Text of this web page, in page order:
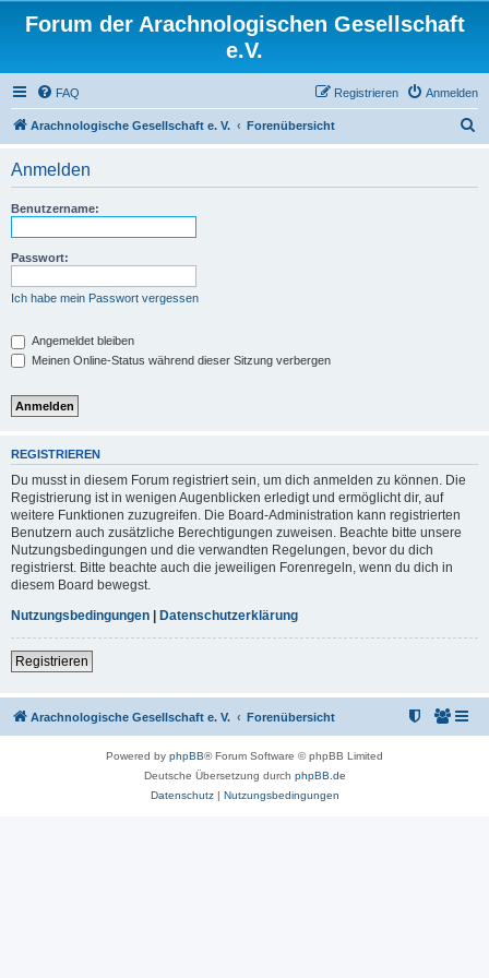
Forum der Arachnologischen Gesellschaft
e.V.
FAQ Anmelden
Registrieren
Arachnologische Gesellschaft e. V. Forenübersicht
Anmelden
Benutzername:
Passwort:
Ich habe mein Passwort vergessen
Angemeldet bleiben
Meinen Online-Status während dieser Sitzung verbergen
REGISTRIEREN
Du musst in diesem Forum registriert sein, um dich anmelden zu können. Die
Registrierung ist in wenigen Augenblicken erledigt und ermöglicht dir, auf
weitere Funktionen zuzugreifen. Die Board-Administration kann registrierten
Benutzern auch zusätzliche Berechtigungen zuweisen. Beachte bitte unsere
Nutzungsbedingungen und die verwandten Regelungen, bevor du dich
registrierst. Bitte beachte auch die jeweiligen Forenregeln, wenn du dich in
diesem Board bewegst.
Nutzungsbedingungen | Datenschutzerklärung
Registrieren
Arachnologische Gesellschaft e. V. Forenübersicht
Powered by phpBB® Forum Software © phpBB Limited
Deutsche Übersetzung durch phpBB.de
Datenschutz| Nutzungsbedingungen